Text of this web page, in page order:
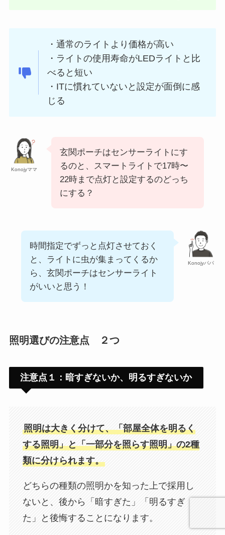
・通常のライトより価格が高い
・ライトの使用寿命がLEDライトと比
べると短い
・ITに慣れていないと設定が面倒に感
じる
Konojyママ
玄関ポーチはセンサーライトにす
るのと、スマートライトで17時〜
22時まで点灯と設定するのどっち
にする？
Konojyパパ
時間指定でずっと点灯させておく
と、ライトに虫が集まってくるか
ら、玄関ポーチはセンサーライト
がいいと思う！
照明選びの注意点 ２つ
注意点１：暗すぎないか、明るすぎないか
照明は大きく分けて、「部屋全体を明るく
する照明」と「一部分を照らす照明」の2種
類に分けられます。
どちらの種類の照明かを知った上で採用し
ないと、後から「暗すぎた」「明るすぎ
た」と後悔することになります。